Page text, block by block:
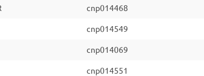
cnp014468
cnp014549
cnp014069
cnp014551